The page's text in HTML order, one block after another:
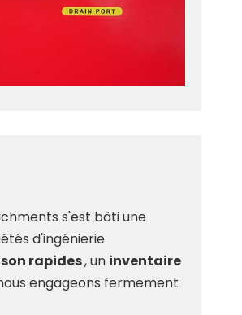
s'est bâti une
d'ingénierie
rapides, un inventaire
engageons fermement